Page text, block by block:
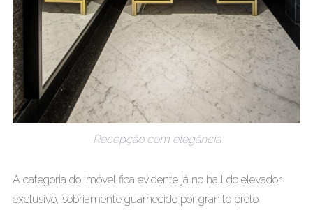
Recepção com elegância
A categoria do imóvel fica evidente já no hall do elevador
exclusivo, sobriamente guarnecido por granito preto